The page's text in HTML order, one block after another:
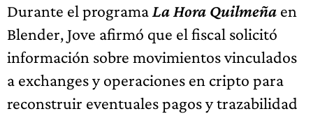
Durante el programaLa Hora Quilmeña en
Blender, Jove afirmó que el fiscal solicitó
información sobre movimientos vinculados
a exchanges y operaciones en cripto para
reconstruir eventuales pagos y trazabilidad